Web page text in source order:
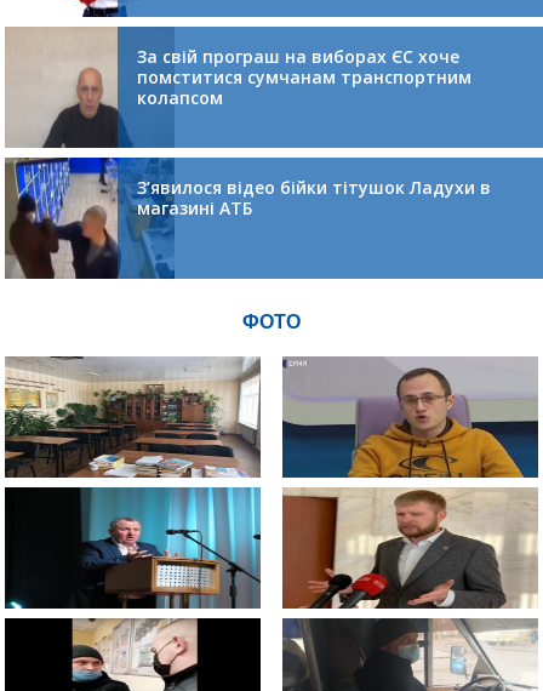
За свій програш на виборах ЄС хоче
помститися сумчанам транспортним
колапсом
З’явилося відео бійки тітушок Ладухи в
магазині АТБ
ФОТО